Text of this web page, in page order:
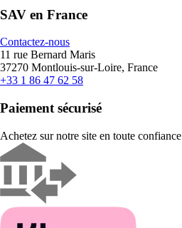
SAV en France
Contactez-nous
11 rue Bernard Maris
37270 Montlouis-sur-Loire, France
+33 1 86 47 62 58
Paiement sécurisé
Achetez sur notre site en toute confiance